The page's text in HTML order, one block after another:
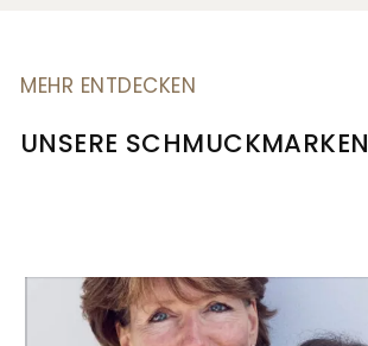
MEHR ENTDECKEN
UNSERE SCHMUCKMARKEN